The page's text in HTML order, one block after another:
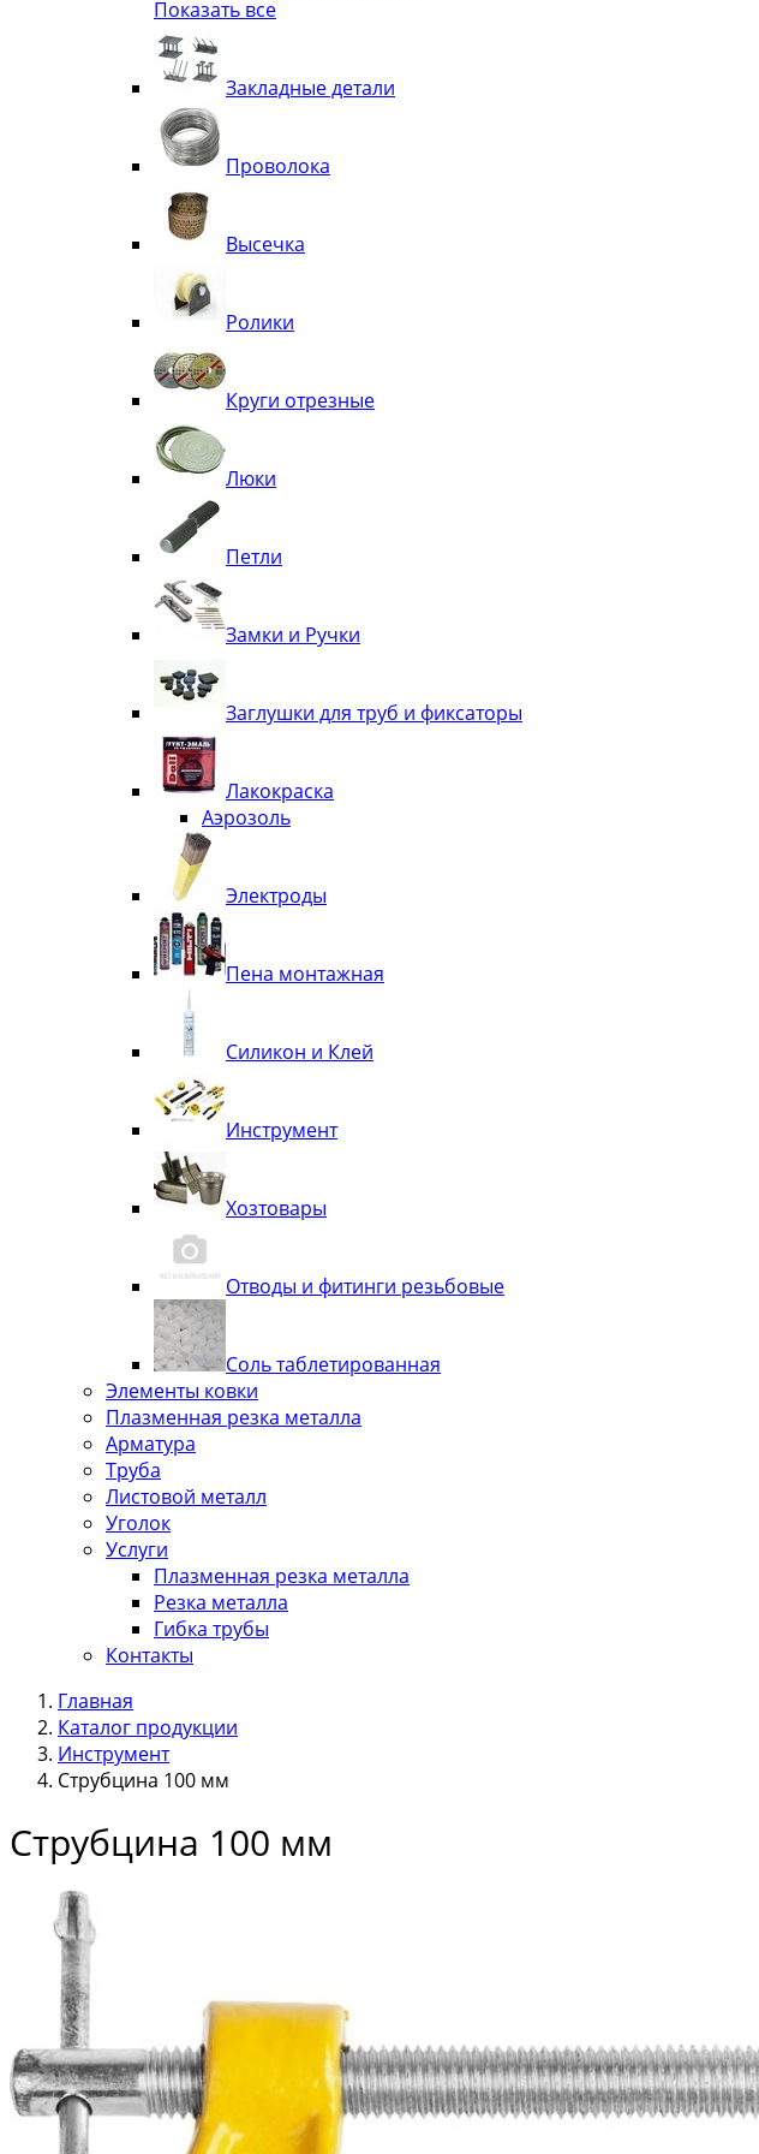
Квадрат
Труба декоративная
Элементы орнамента из квадрата, трубы
Узоры
Лавки
Показать все
Закладные детали
Проволока
Высечка
Ролики
Круги отрезные
Люки
Петли
Замки и Ручки
Заглушки для труб и фиксаторы
Лакокраска
Аэрозоль
Электроды
Пена монтажная
Силикон и Клей
Инструмент
Хозтовары
Отводы и фитинги резьбовые
Соль таблетированная
Элементы ковки
Плазменная резка металла
Арматура
Труба
Листовой металл
Уголок
Услуги
Плазменная резка металла
Резка металла
Гибка трубы
Контакты
Главная
Каталог продукции
Инструмент
Струбцина 100 мм
Струбцина 100 мм